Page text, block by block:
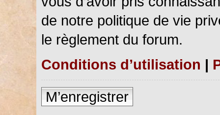
de notre politique de vie
le règlement du forum.
Conditions d’utilisation |
M’enregistrer